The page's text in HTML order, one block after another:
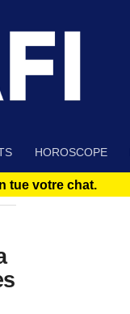
HOROSCOPE
tue votre chat.